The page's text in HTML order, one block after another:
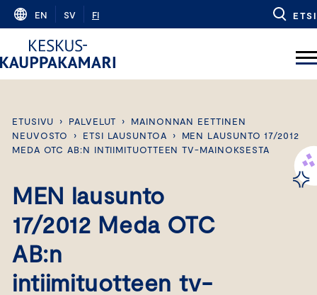
Skip
content
EN SV FI ETSI
ETUSIVU › PALVELUT ›
MAINONNAN EETTINEN
NEUVOSTO
› ETSI LAUSUNTOA ›
MEN LAUSUNTO 17/2012
MEDA OTC AB:N INTIIMITUOTTEEN TV-MAINOKSESTA
MEN lausunto
17/2012 Meda OTC
AB:n
intiimituotteen tv-